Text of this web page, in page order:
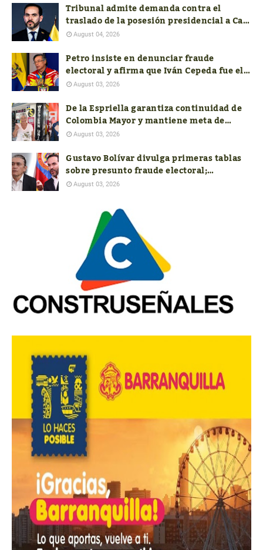
Tribunal admite demanda contra el
traslado de la posesión presidencial a Cali
y pide soportes jurídicos, presupuestales
August 04, 2026
Petro insiste en denunciar fraude
electoral y afirma que Iván Cepeda fue el
verdadero ganador de las presidenciales
August 03, 2026
De la Espriella garantiza continuidad de
Colombia Mayor y mantiene meta de
aumentar el subsidio a $400.000
August 03, 2026
Gustavo Bolívar divulga primeras tablas
sobre presunto fraude electoral;
autoridades aún no responden a las
August 03, 2026